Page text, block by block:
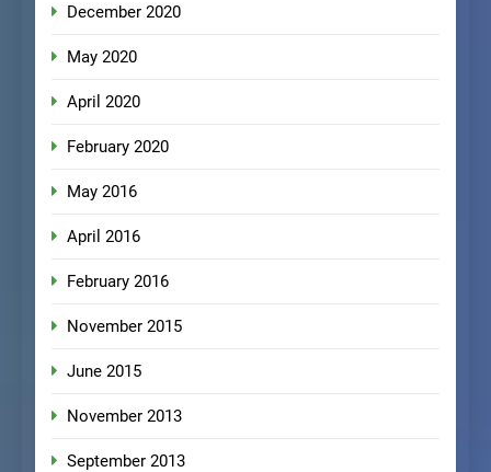
December 2020
May 2020
April 2020
February 2020
May 2016
April 2016
February 2016
November 2015
June 2015
November 2013
September 2013